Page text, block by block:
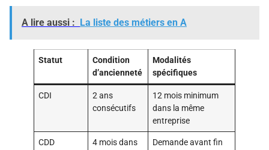
A lire aussi : La liste des métiers en A
Statut
Condition
d’ancienneté
Modalités
spécifiques
CDI
2 ans
consécutifs
12 mois minimum
dans la même
entreprise
CDD
4 mois dans
Demande avant fin